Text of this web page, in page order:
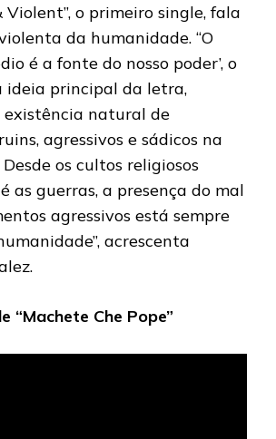
Violent”, o primeiro single, fala
da humanidade. “O
é a fonte do nosso poder’, o
ideia principal da letra,
existência natural de
agressivos e sádicos na
os cultos religiosos
as guerras, a presença do mal
agressivos está sempre
acrescenta
“Machete Che Pope”